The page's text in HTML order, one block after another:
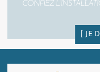
CONFIEZ
JE